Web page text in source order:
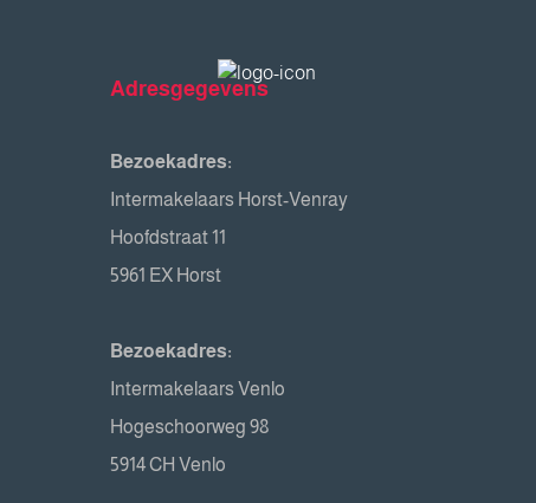
Adresgegevens
Bezoekadres:
Intermakelaars Horst-Venray
Hoofdstraat 11
5961 EX Horst
Bezoekadres:
Intermakelaars Venlo
Hogeschoorweg 98
5914 CH Venlo